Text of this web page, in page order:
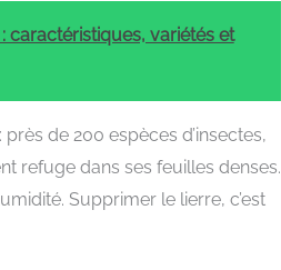
caractéristiques, variétés et
de 200 espèces d’insectes,
refuge dans ses feuilles denses.
Supprimer le lierre, c’est